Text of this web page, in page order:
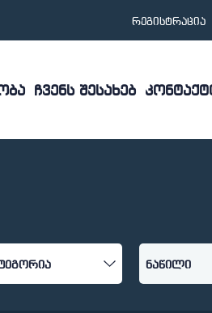
რეგისტრაცია
ჩვენს შესახებ